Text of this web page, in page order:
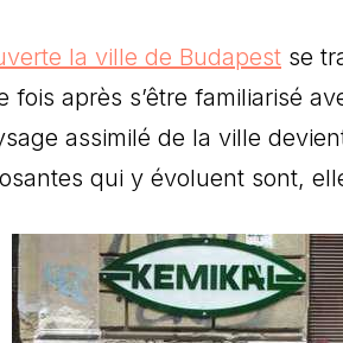
la ville de Budapest se
après s’être familiarisé
assimilé de la ville
qui y évoluent sont,